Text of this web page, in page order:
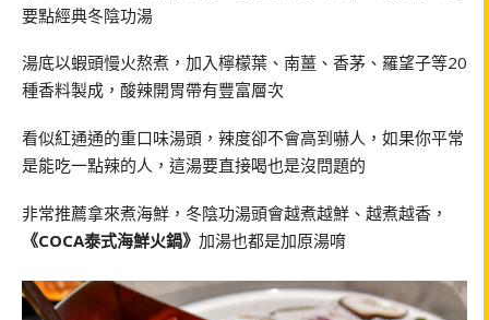
要點經典冬陰功湯
湯底以蝦頭慢火熬煮，加入檸檬葉、南薑、香茅、羅望子等20
種香料製成，酸辣開胃帶有豐富層次
看似紅通通的重口味湯頭，辣度卻不會高到嚇人，如果你平常
是能吃一點辣的人，這湯要直接喝也是沒問題的
非常推薦拿來煮海鮮，冬陰功湯頭會越煮越鮮、越煮越香，
《COCA泰式海鮮火鍋》 加湯也都是加原湯唷